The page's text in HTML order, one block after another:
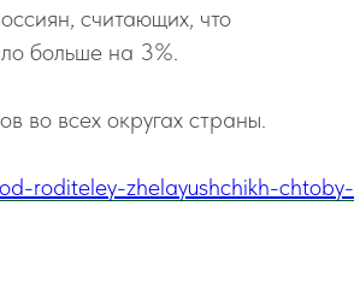
считающих, что
больше на 3%.
во всех округах страны.
roditeley-zhelayushchikh-chtoby-